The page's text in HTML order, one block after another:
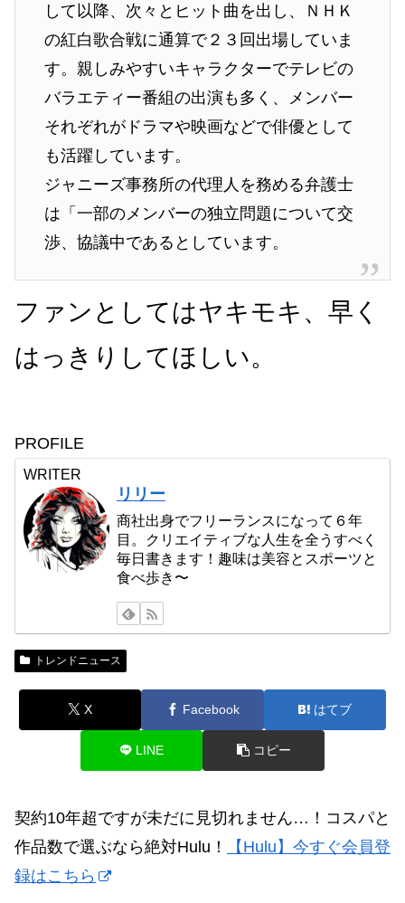
して以降、次々とヒット曲を出し、ＮＨＫ
の紅白歌合戦に通算で２３回出場していま
す。親しみやすいキャラクターでテレビの
バラエティー番組の出演も多く、メンバー
それぞれがドラマや映画などで俳優として
も活躍しています。
ジャニーズ事務所の代理人を務める弁護士
は「一部のメンバーの独立問題について交
渉、協議中であるとしています。
ファンとしてはヤキモキ、早く
はっきりしてほしい。
PROFILE
WRITER
リリー
商社出身でフリーランスになって６年
目。クリエイティブな人生を全うすべく
毎日書きます！趣味は美容とスポーツと
食べ歩き〜
トレンドニュース
X Facebook はてブ
LINE コピー
契約10年超ですが未だに見切れません…！コスパと
作品数で選ぶなら絶対Hulu！
【Hulu】今すぐ会員登
録はこちら